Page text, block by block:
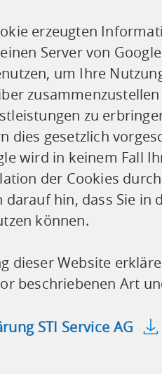
erzeugten
Server von
um Ihre
zu
dies gesetzlich
wird in keinem Fall
der Cookies
darauf hin, dass Sie
können.
dieser Website
beschriebenen Art
STI Service AG